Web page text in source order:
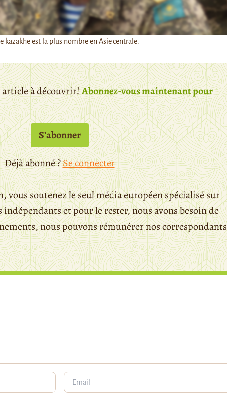
kazakhe est la plus nombre en Asie centrale.
article à découvrir!Abonnez-vous maintenant pour
S’abonner
Déjà abonné ?Se connecter
vous soutenez le seul média européen spécialisé sur
indépendants et pour le rester, nous avons besoin de
nous pouvons rémunérer nos correspondants